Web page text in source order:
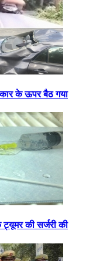
कार के ऊपर बैठ गया
की सर्जरी की